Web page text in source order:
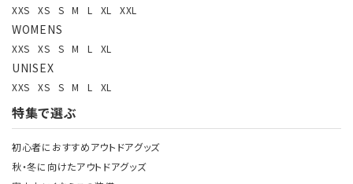
XXS XS S M L XL XXL
WOMENS
XXS XS S M L XL
UNISEX
XXS XS S M L XL
特集で選ぶ
初心者におすすめアウトドアグッズ
秋・冬に向けたアウトドアグッズ